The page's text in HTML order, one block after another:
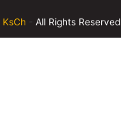
KsCh All Rights Reserved